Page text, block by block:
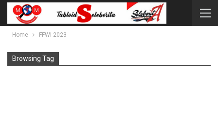
Home FFWI 2023
Browsing Tag